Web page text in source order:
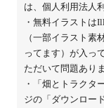
は、個人利用法人
・無料イラストは
（一部イラスト素
ってます）が入っ
ただいて問題あり
・「畑とトラクタ
ジの「ダウンロー